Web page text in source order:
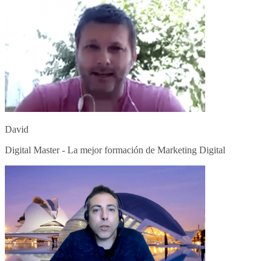
David
Digital Master - La mejor formación de Marketing Digital